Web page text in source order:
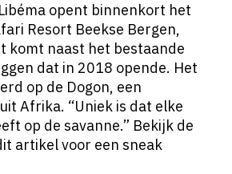
opent binnenkort het
Resort Beekse Bergen,
komt naast het bestaande
dat in 2018 opende. Het
op de Dogon, een
Afrika. “Uniek is dat elke
op de savanne.” Bekijk de
artikel voor een sneak